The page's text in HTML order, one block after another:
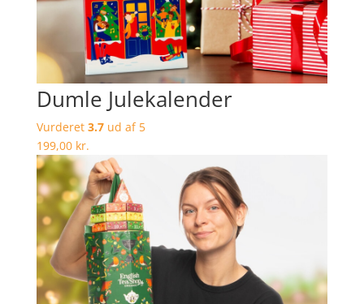
Dumle Julekalender
Vurderet 3.7ud af 5
199,00 kr.